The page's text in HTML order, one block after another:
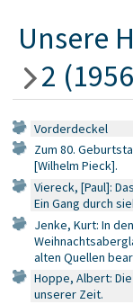
Unsere
2
Vorderdeckel
Zum 80.
[Wilhelm Pieck].
Viereck, [Paul]:
Ein Gang durch
Jenke, Kurt: In
alten Quellen
Hoppe, Albert:
unserer Zeit.